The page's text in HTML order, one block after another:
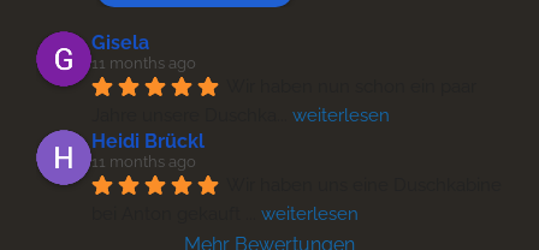
Gisela
11 months ago
weiterlesen
Heidi Brückl
11 months ago
weiterlesen
Mehr Bewertungen